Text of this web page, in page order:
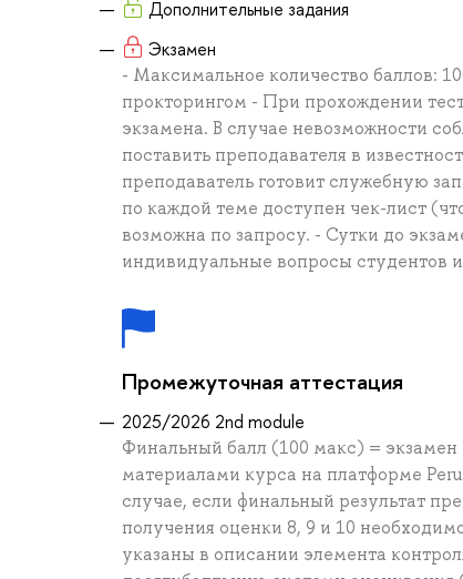
Дополнительные задания
Экзамен
- Максимальное количество баллов:
прокторингом - При прохождении
экзамена. В случае невозможности
поставить преподавателя в
преподаватель готовит служебную
по каждой теме доступен чек-лист
возможна по запросу. - Сутки до
индивидуальные вопросы студентов
Промежуточная аттестация
2025/2026 2nd module
Финальный балл (100 макс) =
материалами курса на платформе
случае, если финальный результат
получения оценки 8, 9 и 10
указаны в описании элемента